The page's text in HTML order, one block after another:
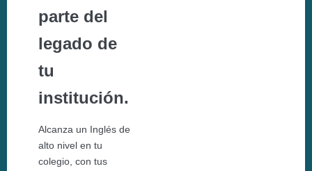
parte del
legado de
tu
institución.
Alcanza un Inglés de
alto nivel en tu
colegio, con tus